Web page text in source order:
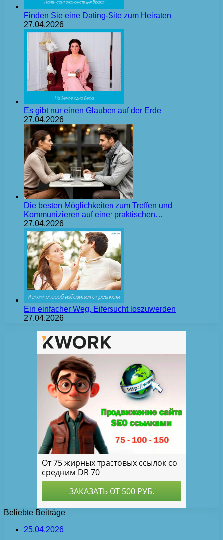
Finden Sie eine Dating-Site zum Heiraten
27.04.2026
Es gibt nur einen Glauben auf der Erde
27.04.2026
Die besten Möglichkeiten zum Treffen und
Kommunizieren auf einer praktischen…
27.04.2026
Ein einfacher Weg, Eifersucht loszuwerden
27.04.2026
Beliebte Beiträge
25.04.2026